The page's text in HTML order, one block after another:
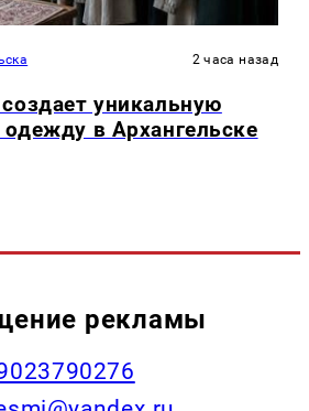
2 часа назад
уникальную
в Архангельске
рекламы